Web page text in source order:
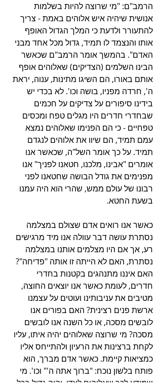
הרמב"ם: "מי שרוצה להיות בשלמות
אנושית שיהיה איש אלוהים באמת - צריך
להתעורר ולדעת כי המלך הגדול האופף
אותו והנצמד לו תמיד, גדול מכל אחד מבני
האדם". בהמשך אומר הרמב"ם שכאשר
הבינו השלמים (הצדיקים) שאלוהים אופף
אותם באורו, הם השיגו מתינות, ענוה, יראת
ה', חרדה מפניו, בושה וכו'. לא בכדי יש
בידינו סיפורים על צדיקים על חכמים
שבחדרי חדרים היו מגלים טפח ומכסים
טפחיים - כי הם הפנימו שאלוהים נמצא
עמם תמיד, הם שיוו את אלוהים לנגדם
תמיד. על כך אומר השל"ה, שכאשר אנו
אומרים "אבינו, מלכנו, חטאנו לפניך" אנו
מפנימים את גודל הבושה שחטאנו לפני
רבונו של עולם ממש, שהרי הוא היה עמנו
בשעת החטא.
כאשר אנו רואים אדם שצולם במצלמה
נסתרת עושה דבר עוולה אנו מיד מרגישים
רע, אך אם היו מצלמים אותנו במצלמה
נסתרת, האם לא הייתה זו אותה "פדיחה"?
האם איננו מתנהגים בקטנות בחדרי
חדרים, לעומת כאשר אנו יוצאים החוצה,
מטיבים את עניבותינו ועוטים על עצמנו
ארשת פנים רצינית? האם בפורים אנו
לובשים מסכה, או כל השנה אנו לובשים
מסכה? מי שרוצה שאלוהים יהיה איתו, עליו
לקחת ברצינות את הרעיון ולהתייחס אליו
כמציאות קיימת. כאשר אדם מברך, הוא
פותח בלשון נוכח: "ברוך אתה ה'" וכו'. מי
שמודע לכך שאלוהים לצדו, יהיה גדול בכל